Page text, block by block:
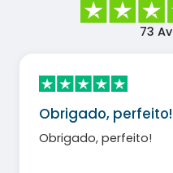
73
Obrigado, perfeito!
Obrigado, perfeito!